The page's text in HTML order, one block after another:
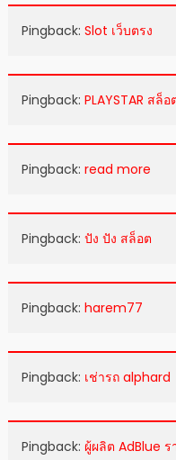
Pingback: Slot เว็บตรง
Pingback: PLAYSTAR สล็
Pingback: read more
Pingback: ปัง ปัง สล็อต
Pingback: harem77
Pingback: เช่ารถ alphard
Pingback: ผู้ผลิต AdBlue ร